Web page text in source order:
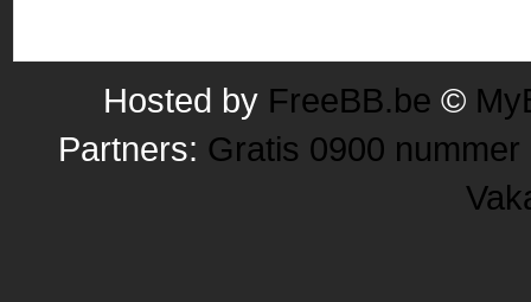
Hosted by FreeBB.be ©
Partners: Gratis 0900 nummer